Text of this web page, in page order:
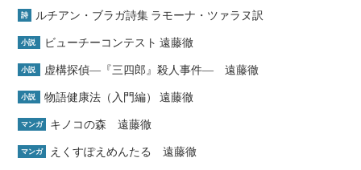
詩 ルチアン・ブラガ詩集 ラモーナ・ツァラヌ訳
小説 ビューチーコンテスト 遠藤徹
小説 虚構探偵―『三四郎』殺人事件― 遠藤徹
小説 物語健康法（入門編） 遠藤徹
マンガ キノコの森 遠藤徹
マンガ えくすぽえめんたる 遠藤徹